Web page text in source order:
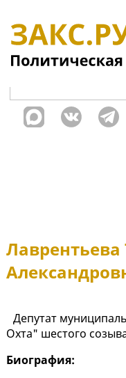
Лаврентьева
Депутат
Охта" шестого
Биография: